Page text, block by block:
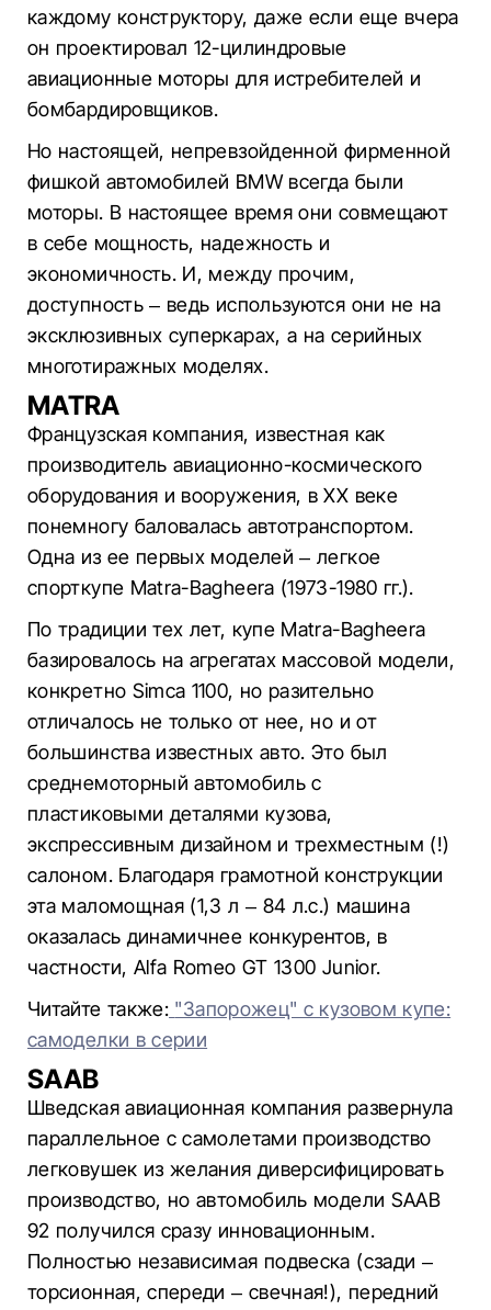
каждому конструктору, даже если еще вчера
он проектировал 12-цилиндровые
авиационные моторы для истребителей и
бомбардировщиков.
Но настоящей, непревзойденной фирменной
фишкой автомобилей BMW всегда были
моторы. В настоящее время они совмещают
в себе мощность, надежность и
экономичность. И, между прочим,
доступность – ведь используются они не на
эксклюзивных суперкарах, а на серийных
многотиражных моделях.
MATRA
Французская компания, известная как
производитель авиационно-космического
оборудования и вооружения, в ХХ веке
понемногу баловалась автотранспортом.
Одна из ее первых моделей – легкое
спорткупе Matra-Bagheera (1973-1980 гг.).
По традиции тех лет, купе Matra-Bagheera
базировалось на агрегатах массовой модели,
конкретно Simca 1100, но разительно
отличалось не только от нее, но и от
большинства известных авто. Это был
среднемоторный автомобиль с
пластиковыми деталями кузова,
экспрессивным дизайном и трехместным (!)
салоном. Благодаря грамотной конструкции
эта маломощная (1,3 л – 84 л.с.) машина
оказалась динамичнее конкурентов, в
частности, Alfa Romeo GT 1300 Junior.
Читайте также: "Запорожец" с кузовом купе:
самоделки в серии
SAAB
Шведская авиационная компания развернула
параллельное с самолетами производство
легковушек из желания диверсифицировать
производство, но автомобиль модели SAAB
92 получился сразу инновационным.
Полностью независимая подвеска (сзади –
торсионная, спереди – свечная!), передний